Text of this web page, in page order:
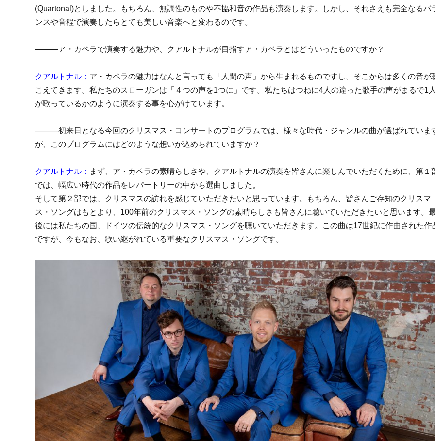
(Quartonal)としました。もちろん、無調性のものや不協和音の作品も演奏します。しかし、それさえも完全なるバ
ンスや音程で演奏したらとても美しい音楽へと変わるのです。
―――ア・カペラで演奏する魅力や、クアルトナルが目指すア・カペラとはどういったものですか？
クアルトナル： ア・カペラの魅力はなんと言っても「人間の声」から生まれるものですし、そこからは多くの音が
こえてきます。私たちのスローガンは「４つの声を1つに」です。私たちはつねに4人の違った歌手の声がまるで1
が歌っているかのように演奏する事を心がけています。
―――初来日となる今回のクリスマス・コンサートのプログラムでは、様々な時代・ジャンルの曲が選ばれていま
が、このプログラムにはどのような想いが込められていますか？
クアルトナル： まず、ア・カペラの素晴らしさや、クアルトナルの演奏を皆さんに楽しんでいただくために、第１
では、幅広い時代の作品をレパートリーの中から選曲しました。
そして第２部では、クリスマスの訪れを感じていただきたいと思っています。もちろん、皆さんご存知のクリスマ
ス・ソングはもとより、100年前のクリスマス・ソングの素晴らしさも皆さんに聴いていただきたいと思います。
後には私たちの国、ドイツの伝統的なクリスマス・ソングを聴いていただきます。この曲は17世紀に作曲された作
ですが、今もなお、歌い継がれている重要なクリスマス・ソングです。